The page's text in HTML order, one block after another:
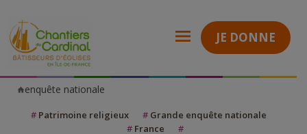
JE DONNE
Chantiers
Cardinal
enquête nationale
#Patrimoine religieux #Grande enquête nationale
# France #